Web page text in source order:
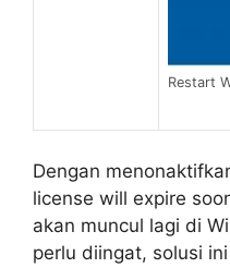
Restart
Dengan
license will expire
akan muncul lagi di
perlu diingat, solusi